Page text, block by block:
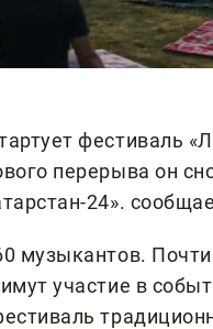
фестиваль
перерыва он
24».
музыкантов.
участие в